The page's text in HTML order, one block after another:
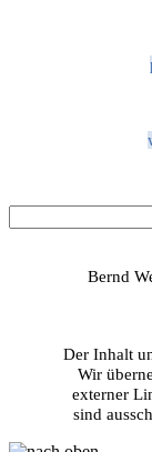
Bernd
Der Inhalt
Wir
externer
sind